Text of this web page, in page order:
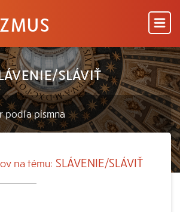
SLÁVIŤ
na tému: SLÁVENIE/SLÁVIŤ